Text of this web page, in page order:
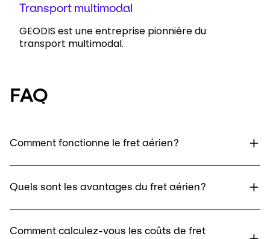
Transport multimodal
GEODIS est une entreprise pionnière du
transport multimodal.
FAQ
Comment fonctionne le fret aérien ?
Quels sont les avantages du fret aérien ?
Comment calculez-vous les coûts de fret